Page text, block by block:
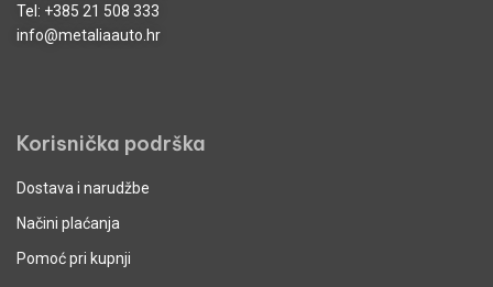
Tel: +385 21 508 333
info@metaliaauto.hr
Korisnička podrška
Dostava i narudžbe
Načini plaćanja
Pomoć pri kupnji